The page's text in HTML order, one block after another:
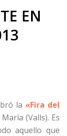
EN
la «Fira del
(Valls). Es
aquello que